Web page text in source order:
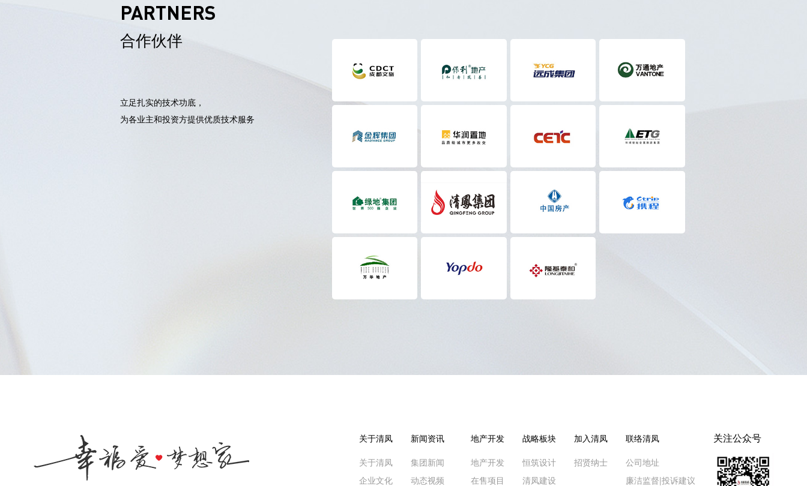
PARTNERS
合作伙伴
立足扎实的技术功底，
为各业主和投资方提供优质技术服务
关于清凤
关于清凤
企业文化
新闻资讯
集团新闻
动态视频
地产开发
地产开发
在售项目
战略板块
恒筑设计
清凤建设
加入清凤
招贤纳士
联络清凤
公司地址
廉洁监督|投诉建议
关注公众号